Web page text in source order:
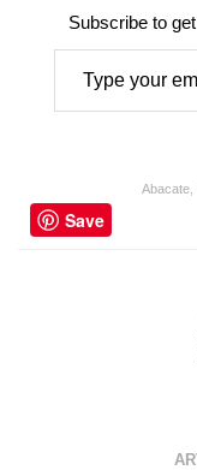
Subscribe to
Type your email…
Abacate,
Save